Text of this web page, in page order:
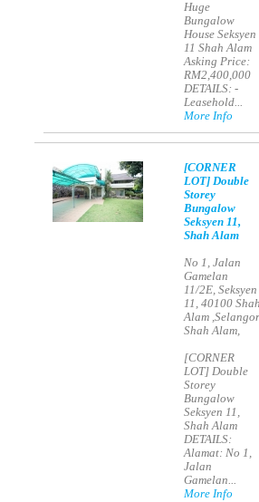
Huge
Bungalow
House Seksyen
11 Shah Alam
Asking Price:
RM2,400,000
DETAILS: -
Leasehold...
More Info
[CORNER
LOT] Double
Storey
Bungalow
Seksyen 11,
Shah Alam
No 1, Jalan
Gamelan
11/2E, Seksyen
11, 40100 Shah
Alam ,Selangor
Shah Alam,
[CORNER
LOT] Double
Storey
Bungalow
Seksyen 11,
Shah Alam
DETAILS:
Alamat: No 1,
Jalan
Gamelan...
More Info